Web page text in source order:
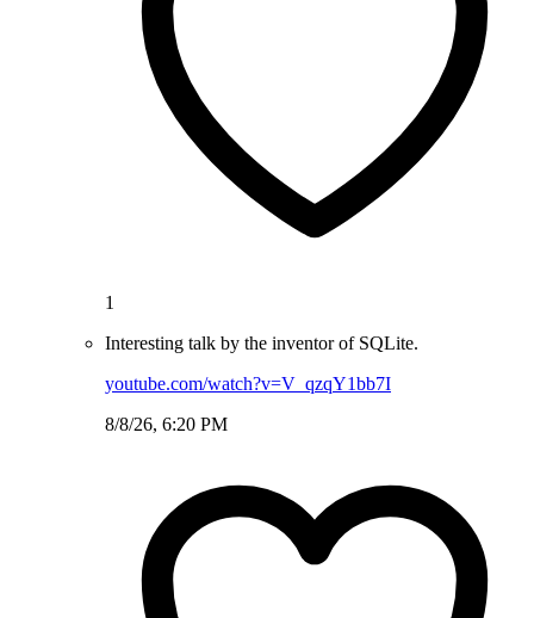
1
Interesting talk by the inventor of SQLite.
youtube.com/watch?v=V_qzqY1bb7I
8/8/26, 6:20 PM